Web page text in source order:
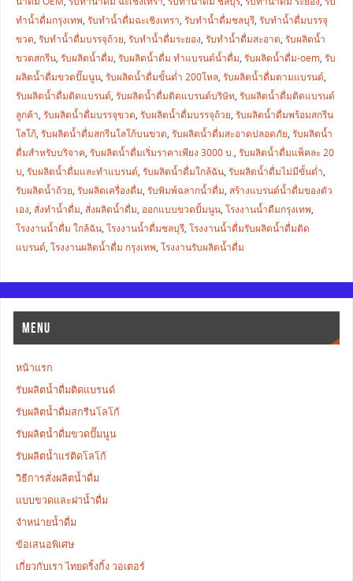
ทำน้ำดื่มกรุงเทพ, รับทำน้ำดื่มฉะเชิงเทรา, รับทำน้ำดื่มชลบุรี, รับทำน้ำดื่มบรรจุ
ขวด, รับทำน้ำดื่มบรรจุถ้วย, รับทำน้ำดื่มระยอง, รับทำน้ำดื่มสะอาด, รับผลิตน้ำ
ขวดสกรีน, รับผลิตน้ำดื่ม, รับผลิตน้ำดื่ม ทำแบรนด์น้ำดื่ม, รับผลิตน้ำดื่ม-oem, รับ
ผลิตน้ำดื่มขวดปั๊มนูน, รับผลิตน้ำดื่มขั้นต่ำ 200โหล, รับผลิตน้ำดื่มตามแบรนด์,
รับผลิตน้ำดื่มติดแบรนด์, รับผลิตน้ำดื่มติดแบรนด์บริษัท, รับผลิตน้ำดื่มติดแบรนด์
ลูกค้า, รับผลิตน้ำดื่มบรรจุขวด, รับผลิตน้ำดื่มบรรจุถ้วย, รับผลิตน้ำดื่มพร้อมสกรีน
โลโก้, รับผลิตน้ำดื่มสกรีนโลโก้บนขวด, รับผลิตน้ำดื่มสะอาดปลอดภัย, รับผลิตน้ำ
ดื่มสำหรับบริจาค, รับผลิตน้ำดื่มเริ่มราคาเพียง 3000 บ., รับผลิตน้ำดื่มแพ็คละ 20
บ, รับผลิตน้ำดื่มและทำแบรนด์, รับผลิตน้ำดื่มใกล้ฉัน, รับผลิตน้ำดื่มไม่มีขั้นต่ำ,
รับผลิตน้ำถ้วย, รับผลิตเครื่องดื่ม, รับพิมพ์ฉลากน้ำดื่ม, สร้างแบรนด์น้ำดื่มของตัว
เอง, สั่งทำน้ำดื่ม, สั่งผลิตน้ำดื่ม, ออกแบบขวดปั้มนูน, โรงงานน้ำดืมกรุงเทพ,
โรงงานน้ำดื่ม ใกล้ฉัน, โรงงานน้ำดื่มชลบุรี, โรงงานน้ำดื่มรับผลิตน้ำดื่มติด
แบรนด์, โรงงานผลิตน้ำดื่ม กรุงเทพ, โรงงานรับผลิตน้ำดื่ม
MENU
หน้าแรก
รับผลิตน้ำดื่มติดแบรนด์
รับผลิตน้ำดื่มสกรีนโลโก้
รับผลิตน้ำดื่มขวดปั๊มนูน
รับผลิตน้ำแร่ติดโลโก้
วิธีการสั่งผลิตน้ำดื่ม
แบบขวดและฝาน้ำดื่ม
จำหน่ายน้ำดื่ม
ข้อเสนอพิเศษ
เกี่ยวกับเรา ไทยดริ้งกิ้ง วอเตอร์